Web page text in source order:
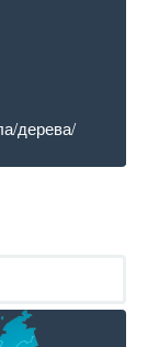
дерева/